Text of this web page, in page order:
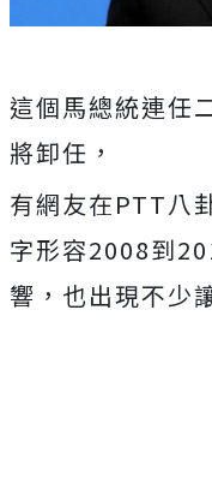
這個馬總統連任
將卸任，
有網友在PTT八
字形容2008到
響，也出現不少